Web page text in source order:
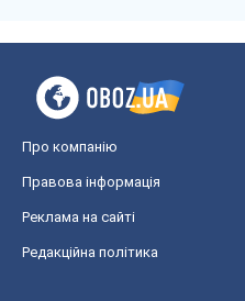
Про компанію
Правова інформація
Реклама на сайті
Редакційна політика